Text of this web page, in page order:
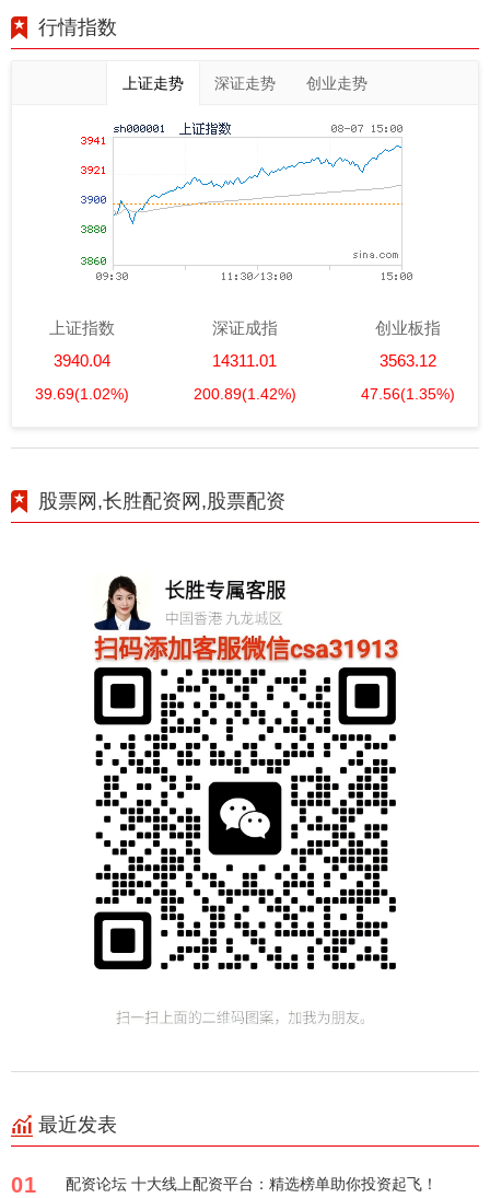
行情指数
上证走势 深证走势 创业走势
上证指数
3940.04
39.69(1.02%)
深证成指
14311.01
200.89(1.42%)
创业板指
3563.12
47.56(1.35%)
股票网,长胜配资网,股票配资
最近发表
01 配资论坛 十大线上配资平台：精选榜单助你投资起飞！